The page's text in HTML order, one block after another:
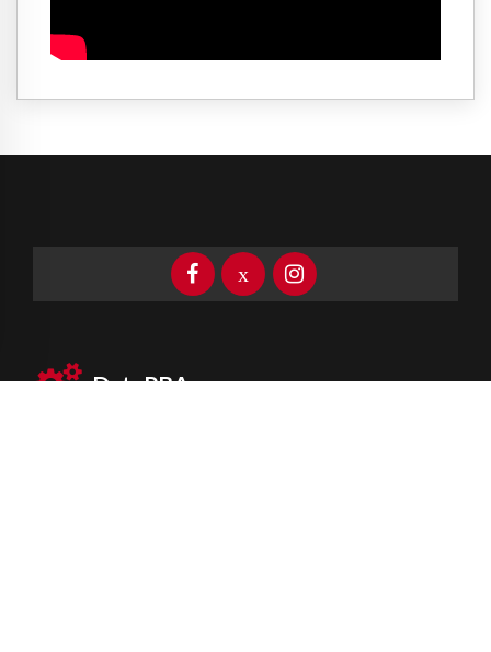
DataPBA